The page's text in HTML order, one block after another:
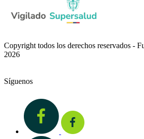
Copyright todos los derechos reservados -
2026
Síguenos